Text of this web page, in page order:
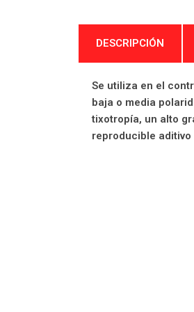
DESCRIPCIÓN
Se utiliza en el
baja o media
tixotropía, un alto
reproducible